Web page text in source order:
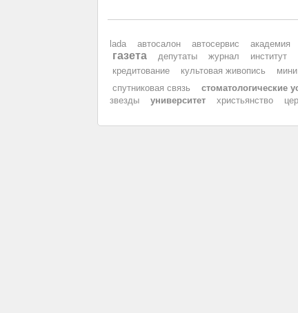
lada автосалон автосервис академия
газета
депутаты журнал институт
кредитование
культовая живопись
спутниковая связь
стоматологические
звезды
университет христьянство